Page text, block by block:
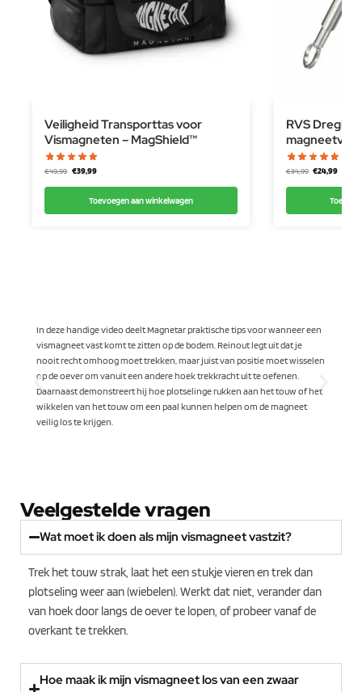
Veiligheid Transporttas voor
Vismagneten – MagShield™
€49,99 €39,99
Toevoegen aan winkelwagen
RVS
€34,99 €24,99
In deze handige video deelt Magnetar praktische tips voor wanneer een
vismagneet vast komt te zitten op de bodem. Reinout legt uit dat je
nooit recht omhoog moet trekken, maar juist van positie moet wisselen
op de oever om vanuit een andere hoek trekkracht uit te oefenen.
Daarnaast demonstreert hij hoe plotselinge rukken aan het touw of het
wikkelen van het touw om een paal kunnen helpen om de magneet
veilig los te krijgen.
Veelgestelde vragen
Wat moet ik doen als mijn vismagneet vastzit?
Trek het touw strak, laat het een stukje vieren en trek dan
plotseling weer aan (wiebelen). Werkt dat niet, verander dan
van hoek door langs de oever te lopen, of probeer vanaf de
overkant te trekken.
Hoe maak ik mijn vismagneet los van een zwaar